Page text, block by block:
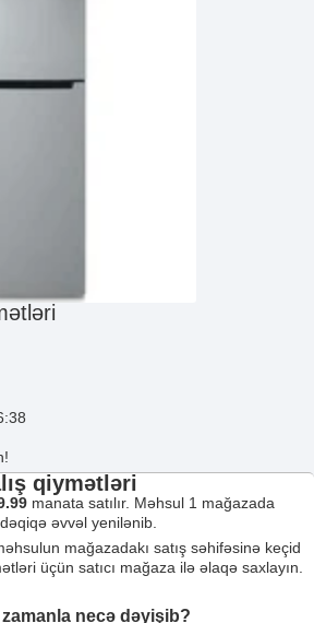
qiymətləri
manata satılır. Məhsul 1 mağazada
əvvəl yenilənib.
mağazadakı satış səhifəsinə keçid
üçün satıcı mağaza ilə əlaqə saxlayın.
necə dəyişib?